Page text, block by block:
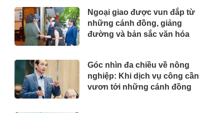
Ngoại giao được vun đắp từ
những cánh đồng, giảng
đường và bản sắc văn hóa
Góc nhìn đa chiều về nông
nghiệp: Khi dịch vụ công cần
vươn tới những cánh đồng